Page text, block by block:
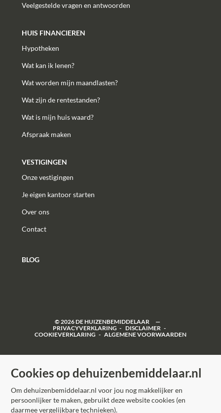
Veelgestelde vragen en antwoorden
HUIS FINANCIEREN
Hypotheken
Wat kan ik lenen?
Wat worden mijn maandlasten?
Wat zijn de rentestanden?
Wat is mijn huis waard?
Afspraak maken
VESTIGINGEN
Onze vestigingen
Je eigen kantoor starten
Over ons
Contact
BLOG
© 2026DE HUIZENBEMIDDELAAR
PRIVACYVERKLARING
DISCLAIMER
COOKIEVERKLARING
ALGEMENE VOORWAARDEN
Cookies op dehuizenbemiddelaar.nl
Om dehuizenbemiddelaar.nl voor jou nog makkelijker en
persoonlijker te maken, gebruikt deze website cookies (en
daarmee vergelijkbare technieken).